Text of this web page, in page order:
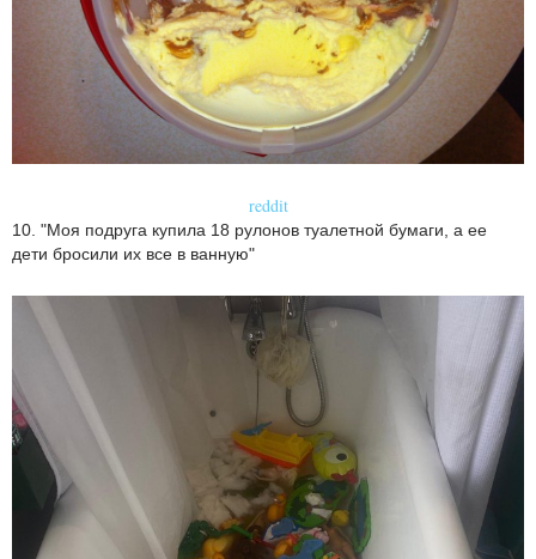
reddit
10. "Моя подруга купила 18 рулонов туалетной бумаги, а ее
дети бросили их все в ванную"